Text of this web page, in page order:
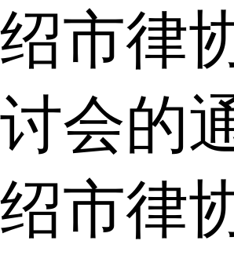
绍市律
讨会的
绍市律